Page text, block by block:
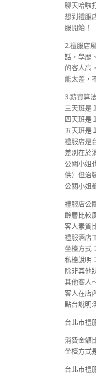
聊天哈啦
想到禮服
服開始！
2.禮服店
話，學歷
的客人高
能太差，
3.薪資算
三天班是
四天班是
五天班是
禮服店是
差別在於
公關小姐
供）但治
公關小姐
禮服店公
齡層比較
客人素質
禮服酒店
坐檯方式
私檯說明
除非其他
其他客人
客人在店
點台說明:
台北市禮
消費金額
坐檯方式
台北市禮